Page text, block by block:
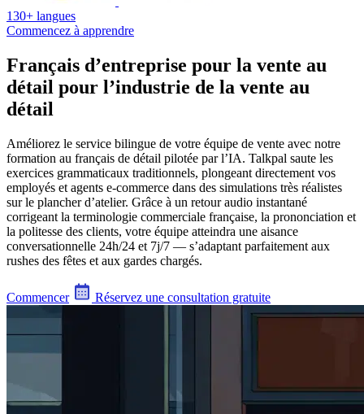
130+ langues
Commencez à apprendre
Français d’entreprise pour la vente au
détail pour l’industrie de la vente au
détail
Améliorez le service bilingue de votre équipe de vente avec notre
formation au français de détail pilotée par l’IA. Talkpal saute les
exercices grammaticaux traditionnels, plongeant directement vos
employés et agents e-commerce dans des simulations très réalistes
sur le plancher d’atelier. Grâce à un retour audio instantané
corrigeant la terminologie commerciale française, la prononciation et
la politesse des clients, votre équipe atteindra une aisance
conversationnelle 24h/24 et 7j/7 — s’adaptant parfaitement aux
rushes des fêtes et aux gardes chargés.
Commencer Réservez une consultation gratuite